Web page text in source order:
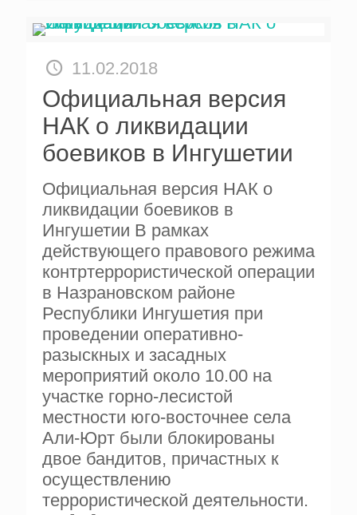
11.02.2018
Официальная версия
НАК о ликвидации
боевиков в Ингушетии
Официальная версия НАК о
ликвидации боевиков в
Ингушетии В рамках
действующего правового режима
контртеррористической операции
в Назрановском районе
Республики Ингушетия при
проведении оперативно-
разыскных и засадных
мероприятий около 10.00 на
участке горно-лесистой
местности юго-восточнее села
Али-Юрт были блокированы
двое бандитов, причастных к
осуществлению
террористической деятельности.